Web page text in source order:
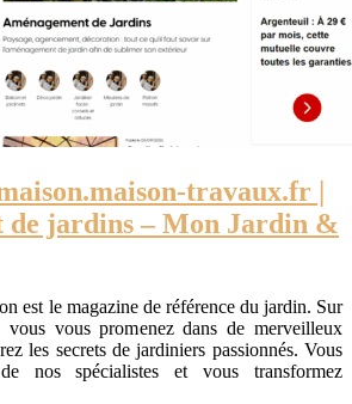
travaux.fr |
de jardins – Mon Jardin &
est le magazine de référence du jardin. Sur
vous vous promenez dans de merveilleux
les secrets de jardiniers passionnés. Vous
nos spécialistes et vous transformez